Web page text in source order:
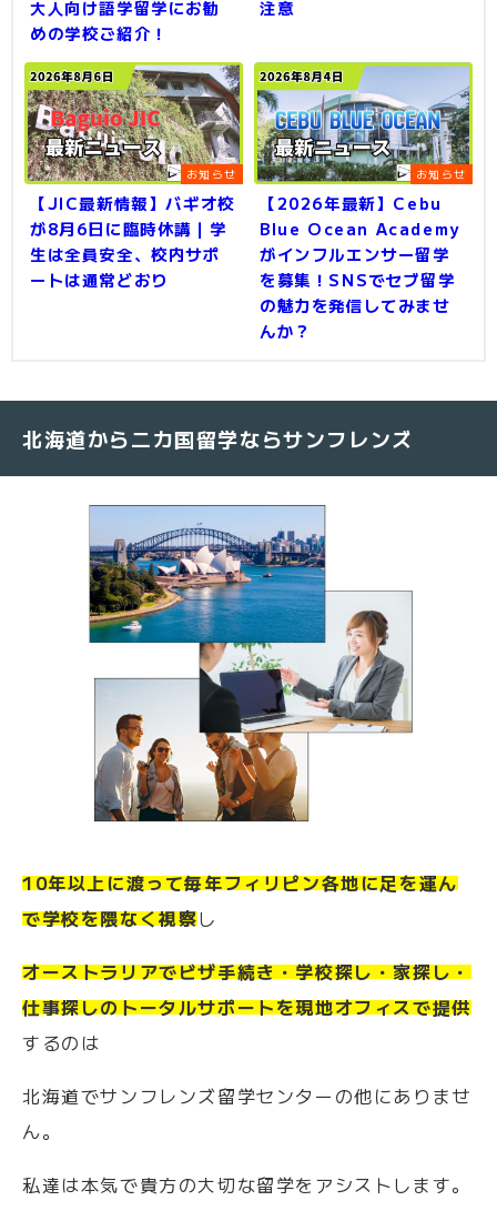
大人向け語学留学にお勧
めの学校ご紹介！
注意
お知らせ
【JIC最新情報】バギオ校
が8月6日に臨時休講｜学
生は全員安全、校内サポ
ートは通常どおり
お知らせ
【2026年最新】Cebu
Blue Ocean Academy
がインフルエンサー留学
を募集！SNSでセブ留学
の魅力を発信してみませ
んか？
北海道から二カ国留学ならサンフレンズ
10年以上に渡って毎年フィリピン各地に足を運ん
で学校を隈なく視察し
オーストラリアでビザ手続き・学校探し・家探し・
仕事探しのトータルサポートを現地オフィスで提供
するのは
北海道でサンフレンズ留学センターの他にありませ
ん。
私達は本気で貴方の大切な留学をアシストします。